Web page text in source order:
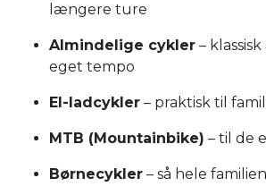
længere ture
Almindelige cykler –
eget tempo
El-ladcykler – praktisk til
MTB (Mountainbike) – til de
Børnecykler – så hele